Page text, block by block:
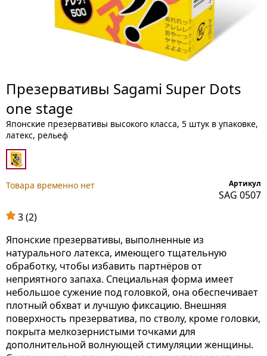
Презервативы Sagami Super Dots
one stage
Японские презервативы высокого класса, 5 штук в упаковке,
латекс, рельеф
Товара временно нет Артикул
SAG 0507
3 (2)
Японские презервативы, выполненные из
натурального латекса, имеющего тщательную
обработку, чтобы избавить партнёров от
неприятного запаха. Специальная форма имеет
небольшое сужение под головкой, она обеспечивает
плотный обхват и лучшую фиксацию. Внешняя
поверхность презерватива, по стволу, кроме головки,
покрыта мелкозернистыми точками для
дополнительной волнующей стимуляции женщины.